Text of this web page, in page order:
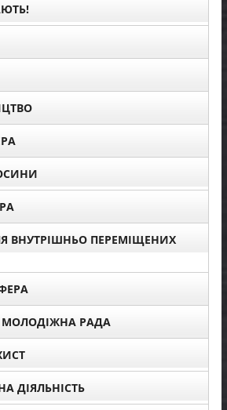
ВНУТРІШНЬО ПЕРЕМІЩЕНИХ
РАДА
ДІЯЛЬНІСТЬ